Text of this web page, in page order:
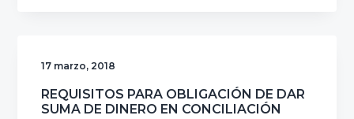
17 marzo, 2018
REQUISITOS PARA OBLIGACIÓN DE DAR
SUMA DE DINERO EN CONCILIACIÓN